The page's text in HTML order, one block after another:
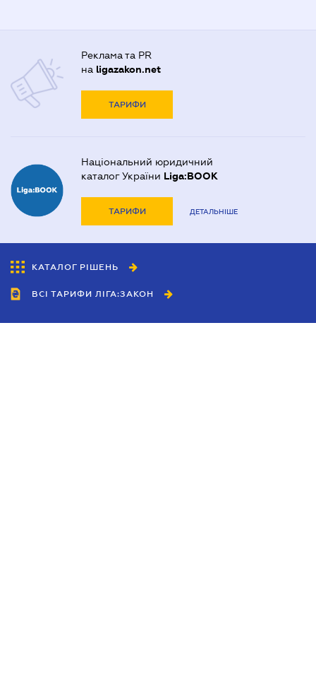
Реклама та PR
на ligazakon.net
ТАРИФИ
Національний юридичний
каталог України Liga:BOOK
ТАРИФИ ДЕТАЛЬНІШЕ
КАТАЛОГ РІШЕНЬ
ВСІ ТАРИФИ ЛІГА:ЗАКОН